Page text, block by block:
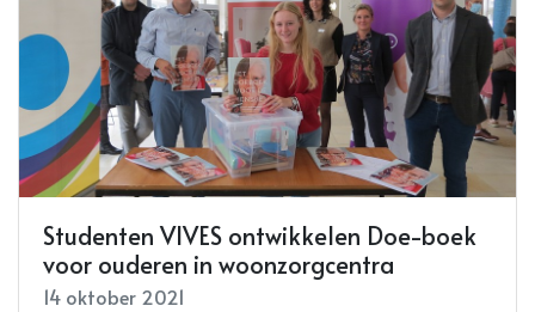
Studenten VIVES ontwikkelen Doe-boek
voor ouderen in woonzorgcentra
14 oktober 2021